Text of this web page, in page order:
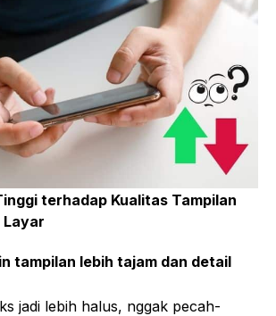
terhadap Kualitas Tampilan
Layar
tampilan lebih tajam dan detail
jadi lebih halus, nggak pecah-